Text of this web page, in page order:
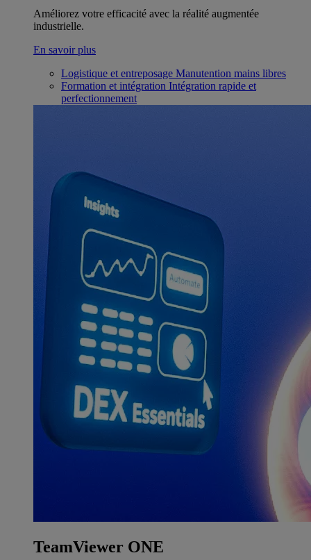
Améliorez votre efficacité avec la réalité augmentée
industrielle.
En savoir plus
Logistique et entreposage Manutention mains libres
Formation et intégration Intégration rapide et
perfectionnement
TeamViewer ONE